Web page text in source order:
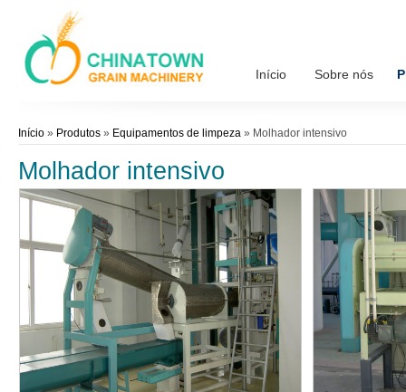
Início Sobre nós
Início » Produtos » Equipamentos de limpeza » Molhador intensivo
Molhador intensivo